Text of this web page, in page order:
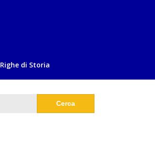
Righe di Storia